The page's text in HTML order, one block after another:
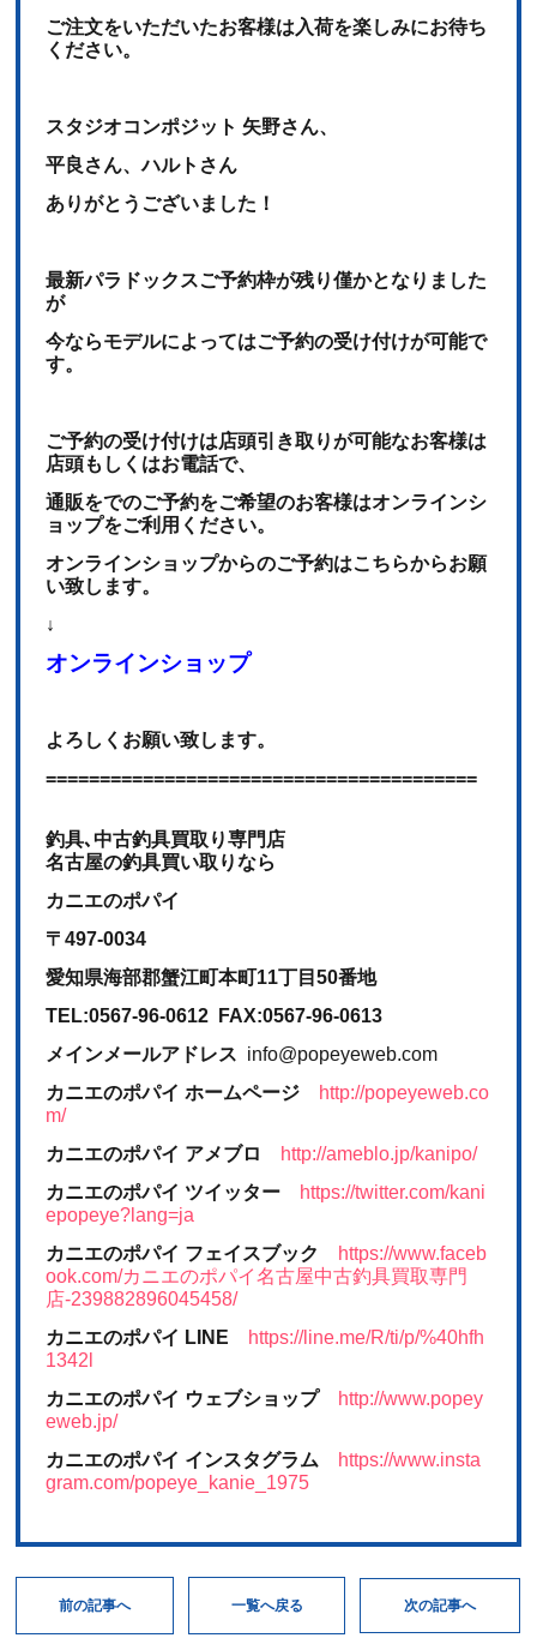
ご注文をいただいたお客様は入荷を楽しみにお待ち
ください。
スタジオコンポジット 矢野さん、
平良さん、ハルトさん
ありがとうございました！
最新パラドックスご予約枠が残り僅かとなりました
が
今ならモデルによってはご予約の受け付けが可能で
す。
ご予約の受け付けは店頭引き取りが可能なお客様は
店頭もしくはお電話で、
通販をでのご予約をご希望のお客様はオンラインシ
ョップをご利用ください。
オンラインショップからのご予約はこちらからお願
い致します。
↓
オンラインショップ
よろしくお願い致します。
========================================
釣具､中古釣具買取り専門店
名古屋の釣具買い取りなら
カニエのポパイ
〒497-0034
愛知県海部郡蟹江町本町11丁目50番地
TEL:0567-96-0612 FAX:0567-96-0613
メインメールアドレス info@popeyeweb.com
カニエのポパイ ホームページ
http://popeyeweb.co
m/
カニエのポパイ アメブロ
http://ameblo.jp/kanipo/
カニエのポパイ ツイッター
https://twitter.com/kani
epopeye?lang=ja
カニエのポパイ フェイスブック
https://www.faceb
ook.com/カニエのポパイ名古屋中古釣具買取専門
店-239882896045458/
カニエのポパイ LINE
https://line.me/R/ti/p/%40hfh
1342l
カニエのポパイ ウェブショップ
http://www.popey
eweb.jp/
カニエのポパイ インスタグラム
https://www.insta
gram.com/popeye_kanie_1975
前の記事へ 一覧へ戻る 次の記事へ